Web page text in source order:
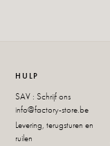
HULP
SAV : Schrijf ons
info@factory-store.be
Levering, terugsturen en
ruilen